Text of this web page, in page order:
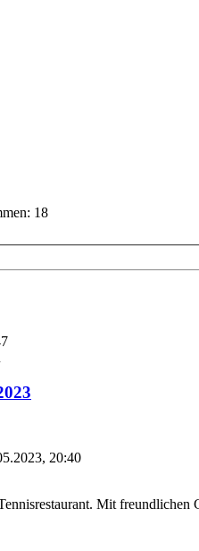
18
20:40
Mit freundlichen